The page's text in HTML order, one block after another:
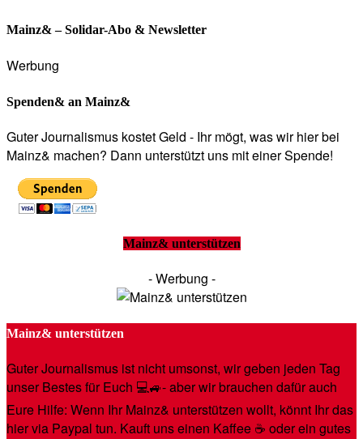
Mainz& – Solidar-Abo & Newsletter
Werbung
Spenden& an Mainz&
Guter Journalismus kostet Geld - Ihr mögt, was wir hier bei
Mainz& machen? Dann unterstützt uns mit einer Spende!
Mainz& unterstützen
- Werbung -
Mainz& unterstützen
Guter Journalismus ist nicht umsonst, wir geben jeden Tag
unser Bestes für Euch 💻🚙- aber wir brauchen dafür auch
Eure Hilfe: Wenn Ihr Mainz& unterstützen wollt, könnt Ihr das
hier via Paypal tun. Kauft uns einen Kaffee ☕️ oder ein gutes